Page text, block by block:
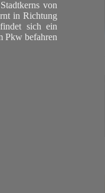
von
in Richtung
sich ein
Pkw befahren